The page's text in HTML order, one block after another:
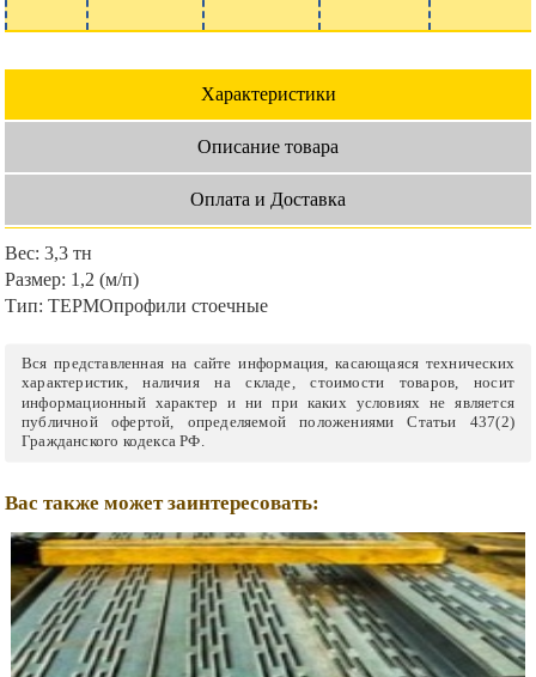
Характеристики
Описание товара
Оплата и Доставка
Вес: 3,3 тн
Размер: 1,2 (м/п)
Тип: ТЕРМОпрофили стоечные
Вся представленная на сайте информация, касающаяся технических
характеристик, наличия на складе, стоимости товаров, носит
информационный характер и ни при каких условиях не является
публичной офертой, определяемой положениями Статьи 437(2)
Гражданского кодекса РФ.
Вас также может заинтересовать: